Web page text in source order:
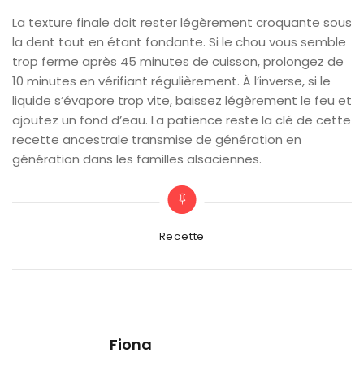
La texture finale doit rester légèrement croquante sous
la dent tout en étant fondante. Si le chou vous semble
trop ferme après 45 minutes de cuisson, prolongez de
10 minutes en vérifiant régulièrement. À l’inverse, si le
liquide s’évapore trop vite, baissez légèrement le feu et
ajoutez un fond d’eau. La patience reste la clé de cette
recette ancestrale transmise de génération en
génération dans les familles alsaciennes.
Categories
Recette
Fiona